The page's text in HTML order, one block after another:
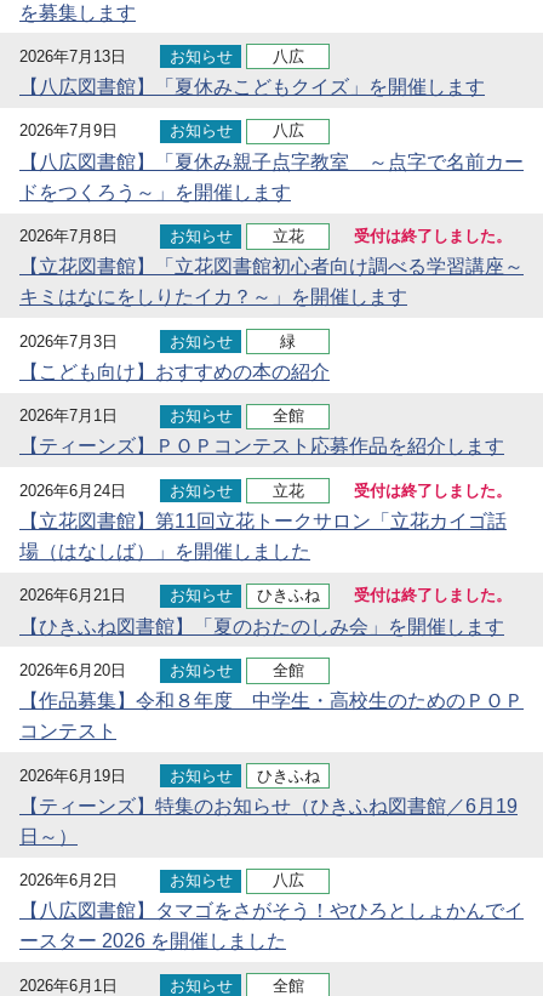
を募集します
2026年7月13日 お知らせ 八広
【八広図書館】「夏休みこどもクイズ」を開催します
2026年7月9日 お知らせ 八広
【八広図書館】「夏休み親子点字教室 ～点字で名前カー
ドをつくろう～」を開催します
2026年7月8日 お知らせ 立花 受付は終了しました。
【立花図書館】「立花図書館初心者向け調べる学習講座～
キミはなにをしりたイカ？～」を開催します
2026年7月3日 お知らせ 緑
【こども向け】おすすめの本の紹介
2026年7月1日 お知らせ 全館
【ティーンズ】ＰＯＰコンテスト応募作品を紹介します
2026年6月24日 お知らせ 立花 受付は終了しました。
【立花図書館】第11回立花トークサロン「立花カイゴ話
場（はなしば）」を開催しました
2026年6月21日 お知らせ ひきふね 受付は終了しました。
【ひきふね図書館】「夏のおたのしみ会」を開催します
2026年6月20日 お知らせ 全館
【作品募集】令和８年度 中学生・高校生のためのＰＯＰ
コンテスト
2026年6月19日 お知らせ ひきふね
【ティーンズ】特集のお知らせ（ひきふね図書館／6月19
日～）
2026年6月2日 お知らせ 八広
【八広図書館】タマゴをさがそう！やひろとしょかんでイ
ースター 2026 を開催しました
2026年6月1日 お知らせ 全館